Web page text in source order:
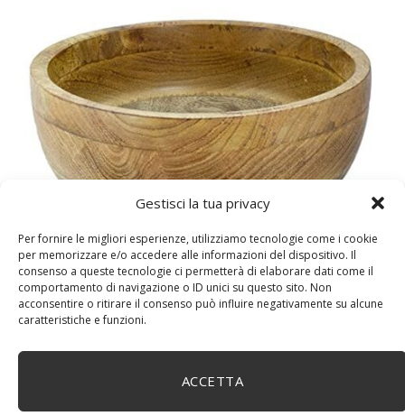
Gestisci la tua privacy
Per fornire le migliori esperienze, utilizziamo tecnologie come i cookie
per memorizzare e/o accedere alle informazioni del dispositivo. Il
consenso a queste tecnologie ci permetterà di elaborare dati come il
comportamento di navigazione o ID unici su questo sito. Non
acconsentire o ritirare il consenso può influire negativamente su alcune
caratteristiche e funzioni.
ACCETTA
DM House Insalatiera grande in legno di mango, XXL,
senza vernice artificiale. Fatto a mano, stile e design
unici.